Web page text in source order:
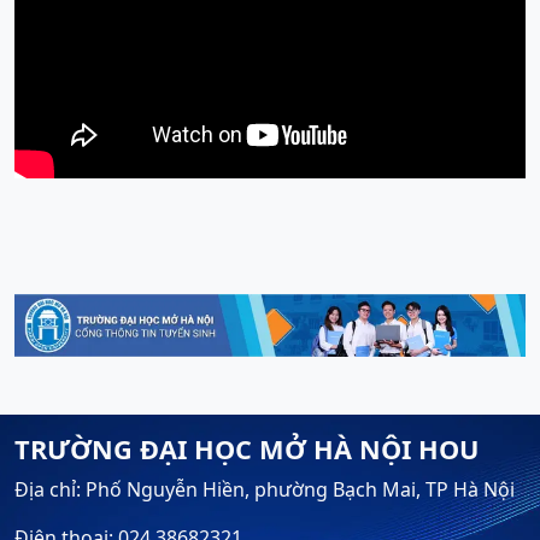
TRƯỜNG ĐẠI HỌC MỞ HÀ NỘI HOU
Địa chỉ: Phố Nguyễn Hiền, phường Bạch Mai, TP Hà Nội